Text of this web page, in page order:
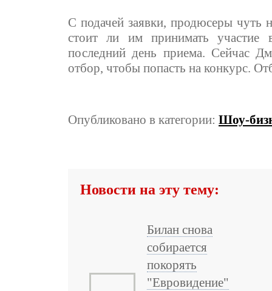
С подачей заявки, продюсеры чуть
стоит ли им принимать участие
последний день приема. Сейчас
отбор, чтобы попасть на конкурс.
Опубликовано в категории: Шоу-
Новости на эту тему:
Билан снова
собирается
покорять
"Евровидение"